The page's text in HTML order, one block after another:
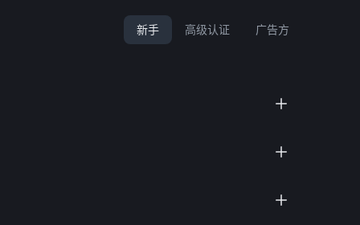
新手 高级认证 广告方